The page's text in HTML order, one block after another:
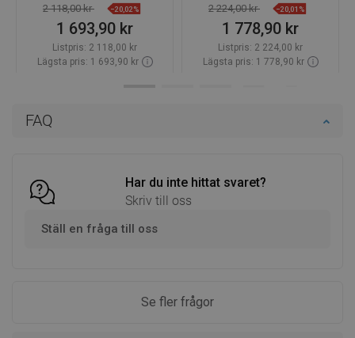
FAQ
Har du inte hittat svaret?
Skriv till oss
Ställ en fråga till oss
Se fler frågor
2 118,00 kr −20,02%
1 693,90 kr
Listpris: 2 118,00 kr
Lägsta pris: 1 693,90 kr
2 224,00 kr −20,01%
1 778,90 kr
Listpris: 2 224,00 kr
Lägsta pris: 1 778,90 kr